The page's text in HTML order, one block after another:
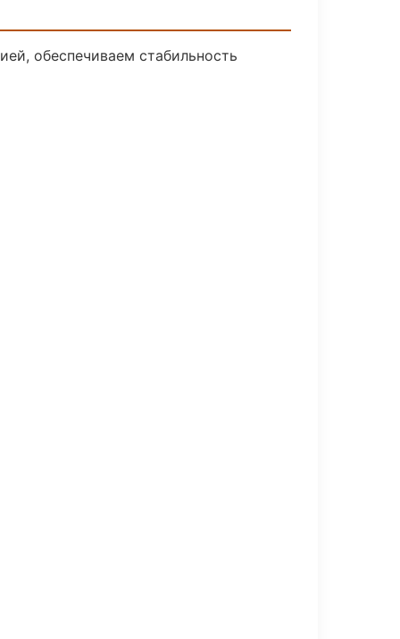
обеспечиваем стабильность